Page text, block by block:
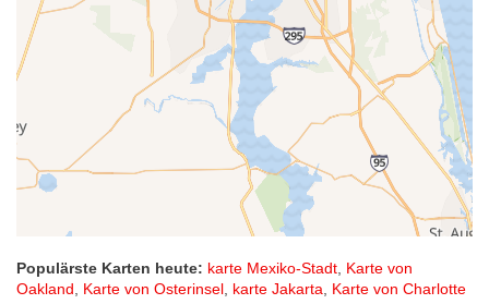
Populärste Karten heute: karte Mexiko-Stadt, Karte von
Oakland, Karte von Osterinsel, karte Jakarta, Karte von Charlotte